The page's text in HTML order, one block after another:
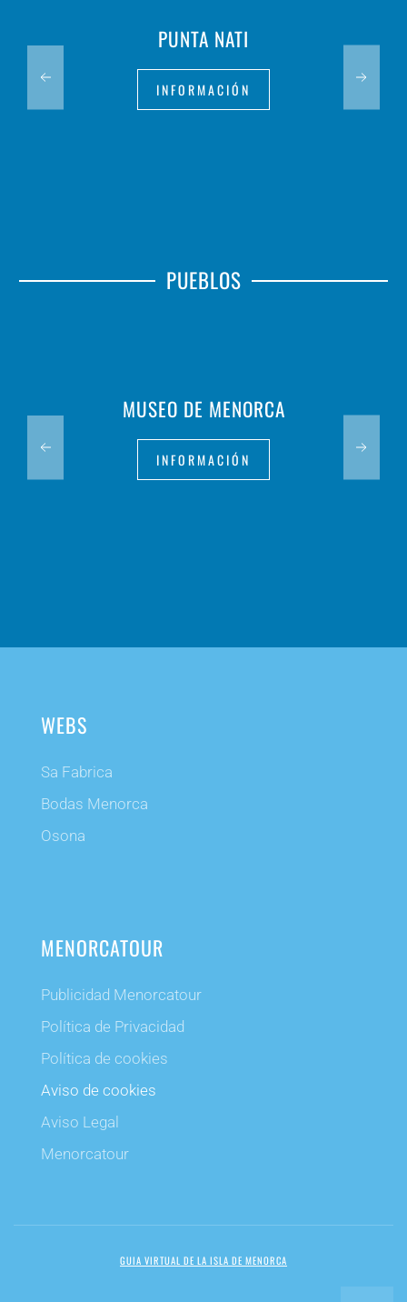
PUNTA NATI
INFORMACIÓN
PUEBLOS
MUSEO DE MENORCA
INFORMACIÓN
WEBS
Sa Fabrica
Bodas Menorca
Osona
MENORCATOUR
Publicidad Menorcatour
Política de Privacidad
Política de cookies
Aviso de cookies
Aviso Legal
Menorcatour
GUIA VIRTUAL DE LA ISLA DE MENORCA